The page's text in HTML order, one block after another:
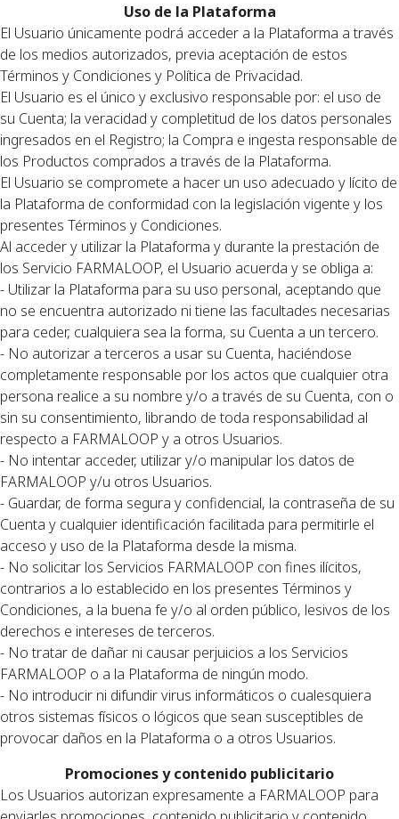
Uso de la Plataforma
El Usuario únicamente podrá acceder a la Plataforma a través
de los medios autorizados, previa aceptación de estos
Términos y Condiciones y Política de Privacidad.
El Usuario es el único y exclusivo responsable por: el uso de
su Cuenta; la veracidad y completitud de los datos personales
ingresados en el Registro; la Compra e ingesta responsable de
los Productos comprados a través de la Plataforma.
El Usuario se compromete a hacer un uso adecuado y lícito de
la Plataforma de conformidad con la legislación vigente y los
presentes Términos y Condiciones.
Al acceder y utilizar la Plataforma y durante la prestación de
los Servicio FARMALOOP, el Usuario acuerda y se obliga a:
- Utilizar la Plataforma para su uso personal, aceptando que
no se encuentra autorizado ni tiene las facultades necesarias
para ceder, cualquiera sea la forma, su Cuenta a un tercero.
- No autorizar a terceros a usar su Cuenta, haciéndose
completamente responsable por los actos que cualquier otra
persona realice a su nombre y/o a través de su Cuenta, con o
sin su consentimiento, librando de toda responsabilidad al
respecto a FARMALOOP y a otros Usuarios.
- No intentar acceder, utilizar y/o manipular los datos de
FARMALOOP y/u otros Usuarios.
- Guardar, de forma segura y confidencial, la contraseña de su
Cuenta y cualquier identificación facilitada para permitirle el
acceso y uso de la Plataforma desde la misma.
- No solicitar los Servicios FARMALOOP con fines ilícitos,
contrarios a lo establecido en los presentes Términos y
Condiciones, a la buena fe y/o al orden público, lesivos de los
derechos e intereses de terceros.
- No tratar de dañar ni causar perjuicios a los Servicios
FARMALOOP o a la Plataforma de ningún modo.
- No introducir ni difundir virus informáticos o cualesquiera
otros sistemas físicos o lógicos que sean susceptibles de
provocar daños en la Plataforma o a otros Usuarios.
Promociones y contenido publicitario
Los Usuarios autorizan expresamente a FARMALOOP para